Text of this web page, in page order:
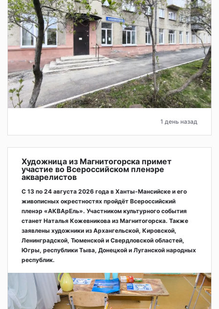
1 день назад
Художница из Магнитогорска примет
участие во Всероссийском пленэре
акварелистов
С 13 по 24 августа 2026 года в Ханты-Мансийске и его
живописных окрестностях пройдёт Всероссийский
пленэр «АКВАрЕль». Участником культурного события
станет Наталья Кожевникова из Магнитогорска. Также
заявлены художники из Архангельской, Кировской,
Ленинградской, Тюменской и Свердловской областей,
Югры, республики Тыва, Донецкой и Луганской народных
республик.